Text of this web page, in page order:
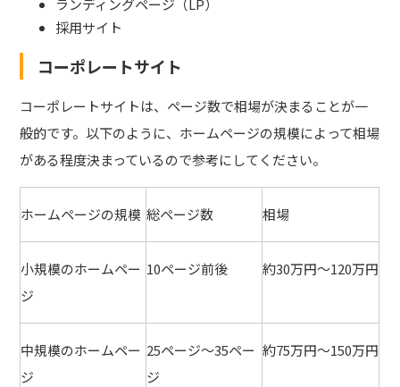
ランディングページ（LP）
採用サイト
コーポレートサイト
コーポレートサイトは、ページ数で相場が決まることが一
般的です。以下のように、ホームページの規模によって相場
がある程度決まっているので参考にしてください。
ホームページの規模 総ページ数 相場
小規模のホームペー
ジ
10ページ前後 約30万円～120万円
中規模のホームペー
ジ
25ページ～35ペー
ジ
約75万円～150万円